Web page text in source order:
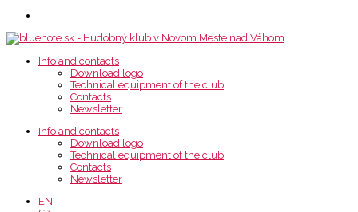
Info and contacts
Download logo
Technical equipment of the club
Contacts
Newsletter
Info and contacts
Download logo
Technical equipment of the club
Contacts
Newsletter
EN